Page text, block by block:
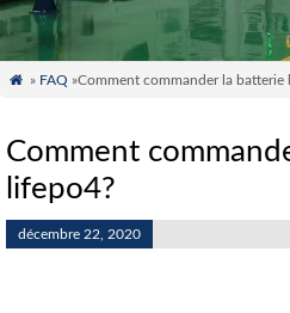
 » FAQ »Comment commander la batterie
Comment
lifepo4?
décembre 22, 2020